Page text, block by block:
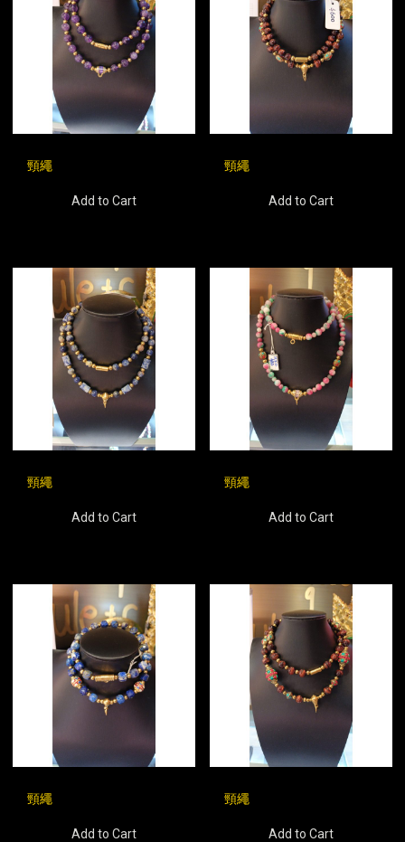
頸繩
Add to Cart
頸繩
Add to Cart
頸繩
Add to Cart
頸繩
Add to Cart
頸繩
Add to Cart
頸繩
Add to Cart